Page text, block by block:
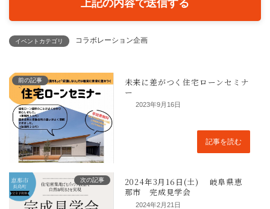
任意 ご住所
イベントカテゴリ コラボレーション企画
前の記事
2023年9月16日
記事を読む
次の記事
2024年2月21日